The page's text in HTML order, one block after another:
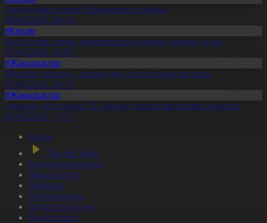
Өнерді өнеге еткен Ерниязовтар отбасы
08.08.2026, 20:16
#Қоғам
Құс еті мен тауық жұмыртқасын өндіру қарқын алды
07.08.2026, 10:05
#Жаңалықтар
Мерейлі отбасы – тәрбие мен дәстүр сабақтастығы
07.08.2026, 20:19
#Жаңалықтар
Ақмола облысында 157 науқас трансплантацияға мұқтаж
06.08.2026, 17:11
Басты
Тікелей эфир
Бағдарлама кестесі
Жаңалықтар
Жобалар
Телехикаялар
Мультсериалдар
Видеоархив